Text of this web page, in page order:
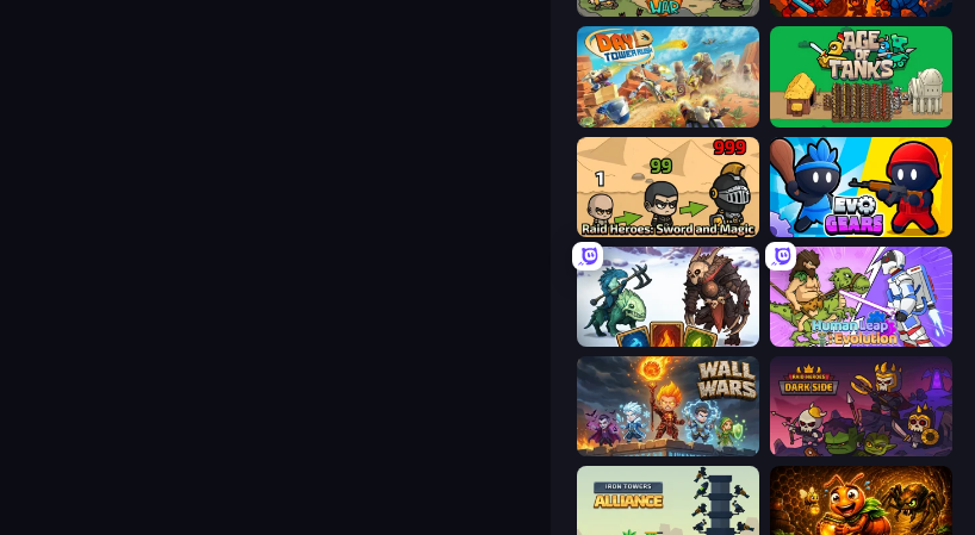
Raid Heroes: Total War Throne Tactics
Day D Tower Rush Age of Tanks Warriors: TD War
Raid Heroes: Sword and Magic Evo Gears
Dark Stones: Card Battle RPG Human Leap: Evolution
Wall Wars Raid Heroes: Dark Side